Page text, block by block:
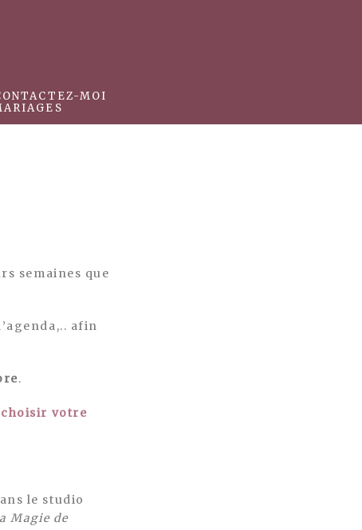
MOI
semaines que
afin
.
choisir votre
le studio
Magie de